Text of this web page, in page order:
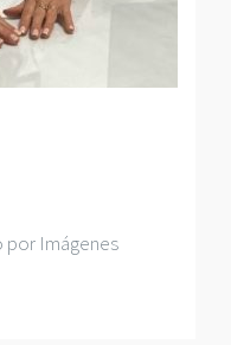
por Imágenes